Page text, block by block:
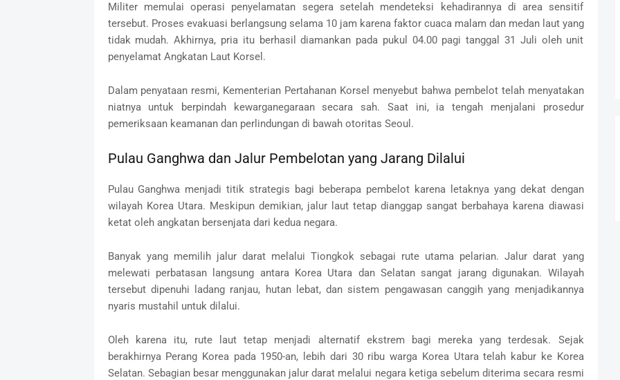
Militer memulai operasi penyelamatan segera setelah mendeteksi kehadirannya di area sensitif
tersebut. Proses evakuasi berlangsung selama 10 jam karena faktor cuaca malam dan medan laut yang
tidak mudah. Akhirnya, pria itu berhasil diamankan pada pukul 04.00 pagi tanggal 31 Juli oleh unit
penyelamat Angkatan Laut Korsel.
Dalam penyataan resmi, Kementerian Pertahanan Korsel menyebut bahwa pembelot telah menyatakan
niatnya untuk berpindah kewarganegaraan secara sah. Saat ini, ia tengah menjalani prosedur
pemeriksaan keamanan dan perlindungan di bawah otoritas Seoul.
Pulau Ganghwa dan Jalur Pembelotan yang Jarang Dilalui
Pulau Ganghwa menjadi titik strategis bagi beberapa pembelot karena letaknya yang dekat dengan
wilayah Korea Utara. Meskipun demikian, jalur laut tetap dianggap sangat berbahaya karena diawasi
ketat oleh angkatan bersenjata dari kedua negara.
Banyak yang memilih jalur darat melalui Tiongkok sebagai rute utama pelarian. Jalur darat yang
melewati perbatasan langsung antara Korea Utara dan Selatan sangat jarang digunakan. Wilayah
tersebut dipenuhi ladang ranjau, hutan lebat, dan sistem pengawasan canggih yang menjadikannya
nyaris mustahil untuk dilalui.
Oleh karena itu, rute laut tetap menjadi alternatif ekstrem bagi mereka yang terdesak. Sejak
berakhirnya Perang Korea pada 1950-an, lebih dari 30 ribu warga Korea Utara telah kabur ke Korea
Selatan. Sebagian besar menggunakan jalur darat melalui negara ketiga sebelum diterima secara resmi